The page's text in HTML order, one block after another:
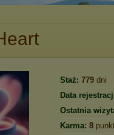
Staż: 779 dni
Data
Ostatnia
Karma: 8